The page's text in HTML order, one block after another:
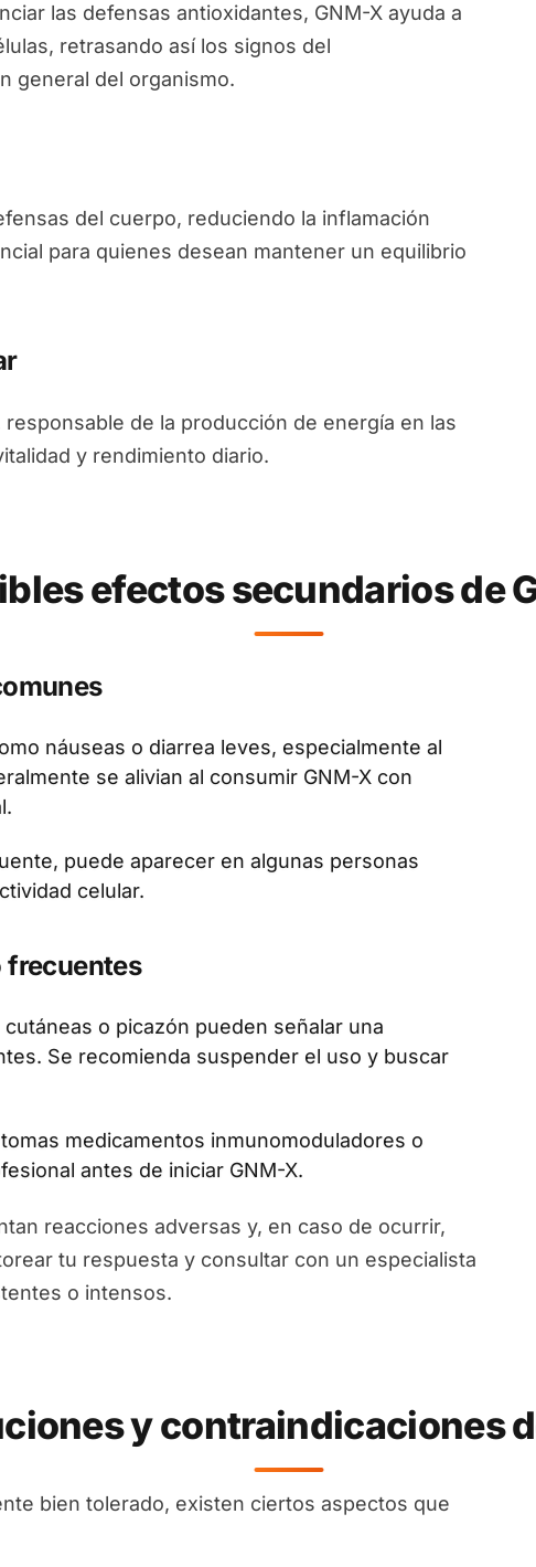
las defensas antioxidantes, GNM-X ayuda a
retrasando así los signos del
general del organismo.
del cuerpo, reduciendo la inflamación
para quienes desean mantener un equilibrio
de la producción de energía en las
y rendimiento diario.
efectos secundarios de
náuseas o diarrea leves, especialmente al
se alivian al consumir GNM-X con
puede aparecer en algunas personas
celular.
frecuentes
o picazón pueden señalar una
Se recomienda suspender el uso y buscar
medicamentos inmunomoduladores o
antes de iniciar GNM-X.
reacciones adversas y, en caso de ocurrir,
tu respuesta y consultar con un especialista
o intensos.
y contraindicaciones
bien tolerado, existen ciertos aspectos que